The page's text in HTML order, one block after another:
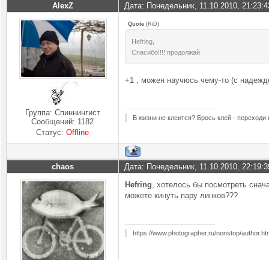
AlexZ Дата: Понедельник, 11.10.2010,
Группа: Спиннингист
Сообщений: 1182
Статус:Offline
Quote (RiD)
Hefring,
Спасибо!!!! продолжай
+1 , можен научюсь чему-то (с
В жизни не клеится? Брось клей -
chaos Дата: Понедельник, 11.10.2010,
Hefring, хотелось бы посмотреть
можете кинуть пару линков???
https://www.photographer.ru/nonstop/